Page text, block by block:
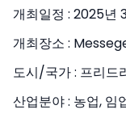
개최일정 : 2025년
개최장소 :
도시/국가 : 프리드
산업분야 : 농업, 임